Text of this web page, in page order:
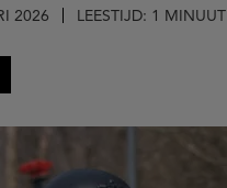
2026 LEESTIJD: 1 MINUUT